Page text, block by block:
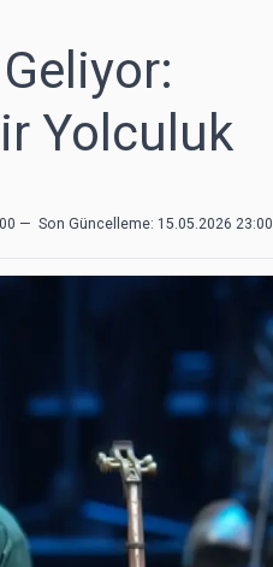
Yolculuk
— Son Güncelleme: 15.05.2026 23:00